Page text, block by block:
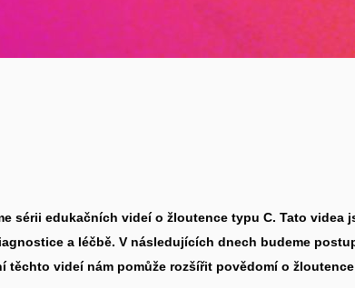
sérii edukačních videí o žloutence typu C. Tato
a léčbě. V následujících dnech budeme
těchto videí nám pomůže rozšířit povědomí o